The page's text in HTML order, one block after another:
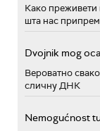
Како преживети
шта нас
Dvojnik mog oca
Вероватно
сличну ДНК
Nemogućnost